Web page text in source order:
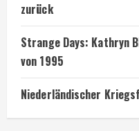
zurück
Strange Days: Kathryn
von 1995
Niederländischer